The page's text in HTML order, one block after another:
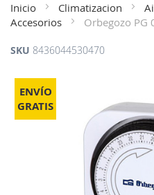
Inicio Climatizacion
Accesorios
Orbegozo PG
ENVÍO
GRATIS
SKU 8436044530470
Saltar
final
de